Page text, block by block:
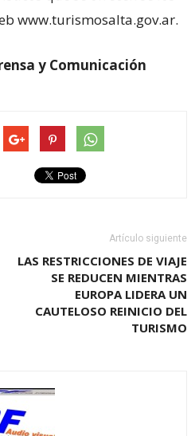
www.turismosalta.gov.ar.
y Comunicación
Artículo siguiente
LAS RESTRICCIONES DE VIAJE
SE REDUCEN MIENTRAS
EUROPA LIDERA UN
CAUTELOSO REINICIO DEL
TURISMO